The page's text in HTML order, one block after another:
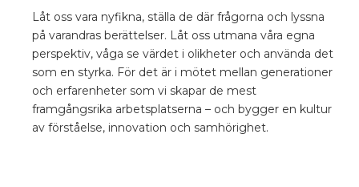
Låt oss vara nyfikna, ställa de där frågorna och lyssna
på varandras berättelser. Låt oss utmana våra egna
perspektiv, våga se värdet i olikheter och använda det
som en styrka. För det är i mötet mellan generationer
och erfarenheter som vi skapar de mest
framgångsrika arbetsplatserna – och bygger en kultur
av förståelse, innovation och samhörighet.